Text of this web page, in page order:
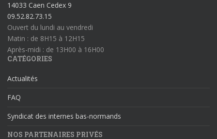
14033 Caen Cedex 9
09.52.82.73.15
Ouvert du lundi au vendredi
Matin : de 8H15 à 12H15
Après-midi : de 13H00 à 16H00
CATÉGORIES
Actualités
FAQ
Syndicat des internes bas-normands
NOS PARTENAIRES PRIVÉS